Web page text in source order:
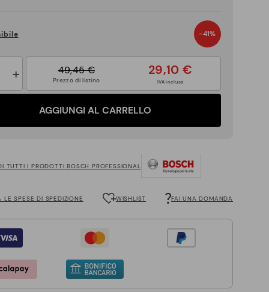
-41%
+ 49,45 €
Prezzo di listino
29,10 €
IVA inclusa
AGGIUNGI AL CARRELLO
TUTTI I PRODOTTI BOSCH PROFESSIONAL
LE SPESE DI SPEDIZIONE WISHLIST FAI UNA DOMANDA